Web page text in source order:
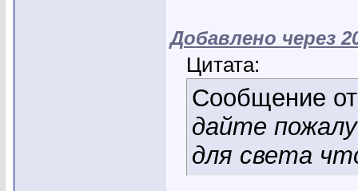
Добавлено через
Цитата:
Сообщение
дайте
для света